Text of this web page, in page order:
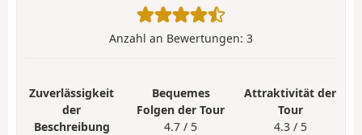
Anzahl an Bewertungen: 3
Zuverlässigkeit
der
Beschreibung
Bequemes
Folgen der Tour
4.7 / 5
Attraktivität der
Tour
4.3 / 5